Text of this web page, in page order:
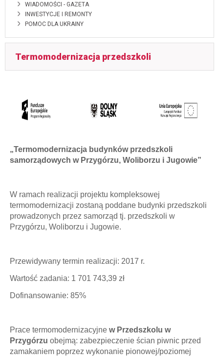
WIADOMOŚCI - GAZETA
INWESTYCJE I REMONTY
POMOC DLA UKRAINY
Termomodernizacja przedszkoli
„Termomodernizacja budynków przedszkoli
samorządowych w Przygórzu, Woliborzu i Jugowie”
W ramach realizacji projektu kompleksowej
termomodernizacji zostaną poddane budynki przedszkoli
prowadzonych przez samorząd tj. przedszkoli w
Przygórzu, Woliborzu i Jugowie.
Przewidywany termin realizacji: 2017 r.
Wartość zadania: 1 701 743,39 zł
Dofinansowanie: 85%
Prace termomodernizacyjne w Przedszkolu w
Przygórzu obejmą: zabezpieczenie ścian piwnic przed
zamakaniem poprzez wykonanie pionowej/poziomej